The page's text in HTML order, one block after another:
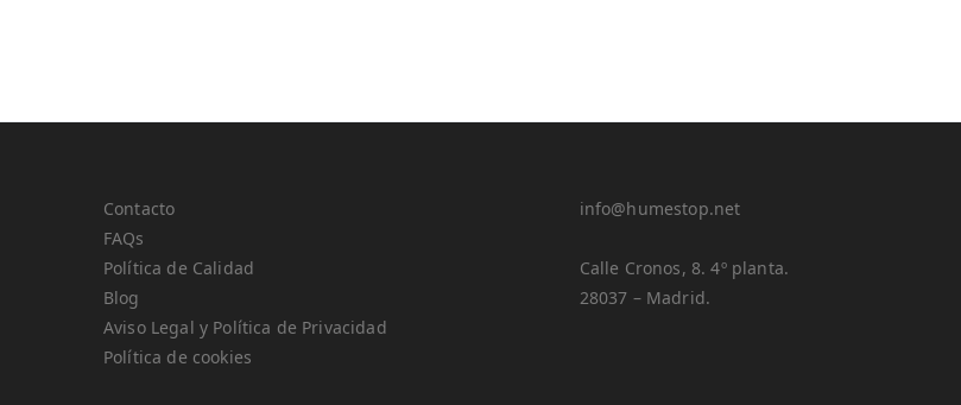
Contacto
FAQs
Política de Calidad
Blog
Aviso Legal y Política de Privacidad
Política de cookies
info@humestop.net
Calle Cronos, 8. 4º planta.
28037 – Madrid.